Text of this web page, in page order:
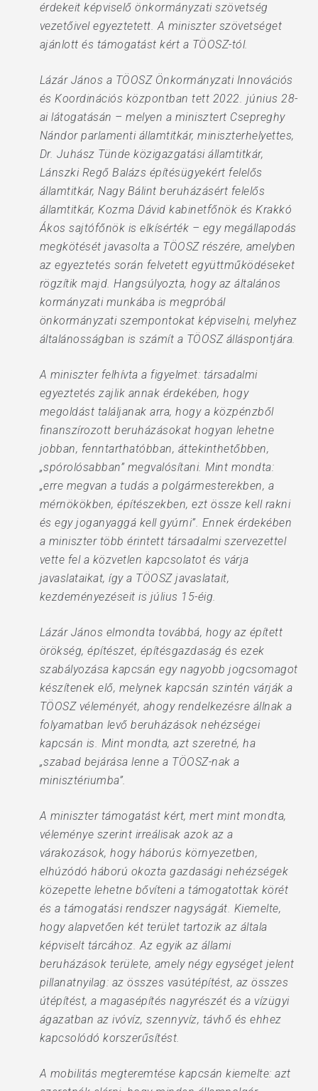
érdekeit képviselő önkormányzati szövetség
vezetőivel egyeztetett. A miniszter szövetséget
ajánlott és támogatást kért a TÖOSZ-tól.
Lázár János a TÖOSZ Önkormányzati Innovációs
és Koordinációs központban tett 2022. június 28-
ai látogatásán – melyen a minisztert Csepreghy
Nándor parlamenti államtitkár, miniszterhelyettes,
Dr. Juhász Tünde közigazgatási államtitkár,
Lánszki Regő Balázs építésügyekért felelős
államtitkár, Nagy Bálint beruházásért felelős
államtitkár, Kozma Dávid kabinetfőnök és Krakkó
Ákos sajtófőnök is elkísérték – egy megállapodás
megkötését javasolta a TÖOSZ részére, amelyben
az egyeztetés során felvetett együttműködéseket
rögzítik majd. Hangsúlyozta, hogy az általános
kormányzati munkába is megpróbál
önkormányzati szempontokat képviselni, melyhez
általánosságban is számít a TÖOSZ álláspontjára.
A miniszter felhívta a figyelmet: társadalmi
egyeztetés zajlik annak érdekében, hogy
megoldást találjanak arra, hogy a közpénzből
finanszírozott beruházásokat hogyan lehetne
jobban, fenntarthatóbban, áttekinthetőbben,
„spórolósabban” megvalósítani. Mint mondta:
„erre megvan a tudás a polgármesterekben, a
mérnökökben, építészekben, ezt össze kell rakni
és egy joganyaggá kell gyúrni”. Ennek érdekében
a miniszter több érintett társadalmi szervezettel
vette fel a közvetlen kapcsolatot és várja
javaslataikat, így a TÖOSZ javaslatait,
kezdeményezéseit is július 15-éig.
Lázár János elmondta továbbá, hogy az épített
örökség, építészet, építésgazdaság és ezek
szabályozása kapcsán egy nagyobb jogcsomagot
készítenek elő, melynek kapcsán szintén várják a
TÖOSZ véleményét, ahogy rendelkezésre állnak a
folyamatban levő beruházások nehézségei
kapcsán is. Mint mondta, azt szeretné, ha
„szabad bejárása lenne a TÖOSZ-nak a
minisztériumba”.
A miniszter támogatást kért, mert mint mondta,
véleménye szerint irreálisak azok az a
várakozások, hogy háborús környezetben,
elhúzódó háború okozta gazdasági nehézségek
közepette lehetne bővíteni a támogatottak körét
és a támogatási rendszer nagyságát. Kiemelte,
hogy alapvetően két terület tartozik az általa
képviselt tárcához. Az egyik az állami
beruházások területe, amely négy egységet jelent
pillanatnyilag: az összes vasútépítést, az összes
útépítést, a magasépítés nagyrészét és a vízügyi
ágazatban az ivóvíz, szennyvíz, távhő és ehhez
kapcsolódó korszerűsítést.
A mobilitás megteremtése kapcsán kiemelte: azt